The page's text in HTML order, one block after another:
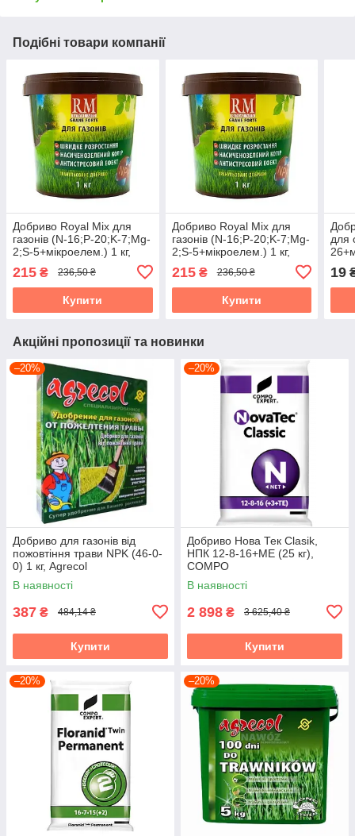
Подібні товари компанії
Добриво Royal Mix для
газонів (N-16;P-20;K-7;Mg-
2;S-5+мікроелем.) 1 кг,
215 ₴ 236,50 ₴
Купити
Добриво Royal Mix для
газонів (N-16;P-20;K-7;Mg-
2;S-5+мікроелем.) 1 кг,
215₴ 236,50 ₴
Купити
для
19
Акційні пропозиції та новинки
–20%
Добриво для газонів від
пожовтіння трави NPK (46-0-
0) 1 кг, Agrecol
В наявності
387 ₴ 484,14 ₴
Купити
–20%
Добриво Нова Тек Clasik,
НПК 12-8-16+МЕ (25 кг),
COMPO
В наявності
2 898 ₴ 3 625,40 ₴
Купити
–20% –20%